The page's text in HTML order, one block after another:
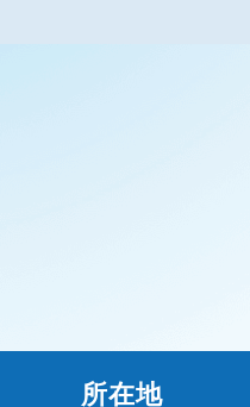
所在地